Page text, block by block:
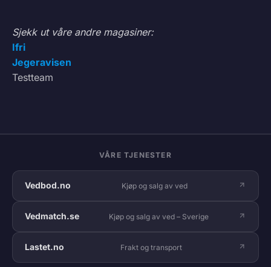
Sjekk ut våre andre magasiner:
Ifri
Jegeravisen
Testteam
VÅRE TJENESTER
Vedbod.no Kjøp og salg av ved
Vedmatch.se Kjøp og salg av ved – Sverige
Lastet.no Frakt og transport